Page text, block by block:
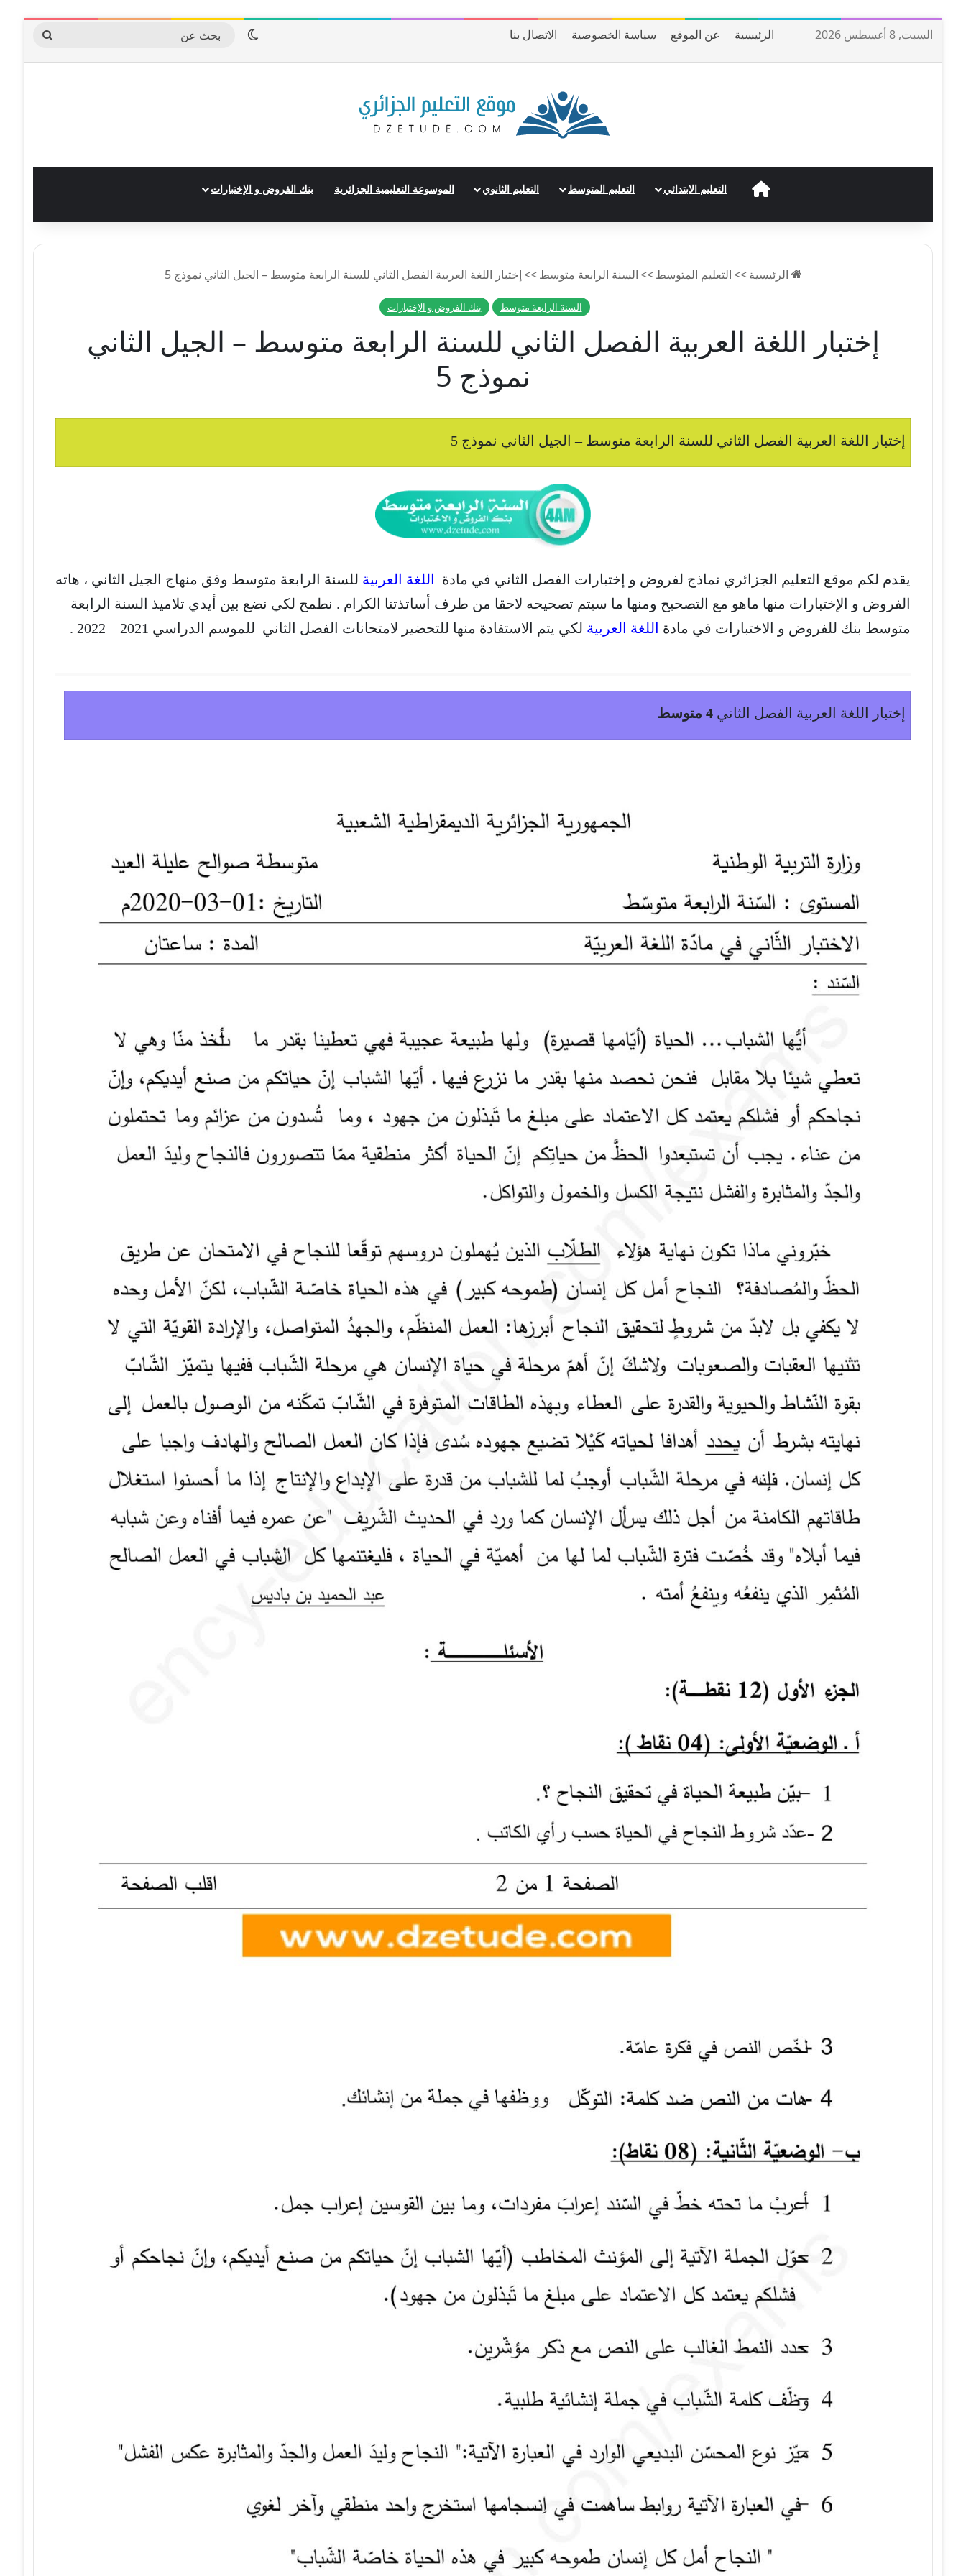
السبت, 8 أغسطس 2026 الرئيسية عن الموقع سياسة الخصوصية الاتصال بنا الوضع المظلم
بحث
عن
الرئيسيةالتعليم الابتدائي التعليم المتوسط التعليم الثانوي الموسوعة التعليمية الجزائرية بنك الفروض و الإختبارات
الرئيسية >>التعليم المتوسط >>السنة الرابعة متوسط >>إختبار اللغة العربية الفصل الثاني للسنة الرابعة متوسط – الجيل الثاني نموذج 5
السنة الرابعة متوسط بنك الفروض و الإختبارات
إختبار اللغة العربية الفصل الثاني للسنة الرابعة متوسط – الجيل الثاني
نموذج 5
إختبار اللغة العربية الفصل الثاني للسنة الرابعة متوسط – الجيل الثاني نموذج 5
يقدم لكم موقع التعليم الجزائري نماذج لفروض و إختبارات الفصل الثاني في مادة اللغة العربية للسنة الرابعة متوسط وفق منهاج الجيل الثاني ، هاته
الفروض و الإختبارات منها ماهو مع التصحيح ومنها ما سيتم تصحيحه لاحقا من طرف أساتذتنا الكرام . نطمح لكي نضع بين أيدي تلاميذ السنة الرابعة
متوسط بنك للفروض و الاختبارات في مادة اللغة العربية لكي يتم الاستفادة منها للتحضير لامتحانات الفصل الثاني للموسم الدراسي 2021 – 2022 .
إختبار اللغة العربية الفصل الثاني 4 متوسط